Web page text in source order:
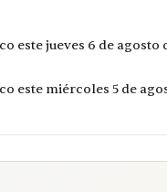
este jueves 6 de
este miércoles 5 de